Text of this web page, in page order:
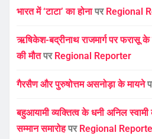
भारत में ‘टाटा’ का होनापर Regional
ऋषिकेश-बद्रीनाथ राजमार्ग पर फरासू
की मौतपर Regional Reporter
गैरसैण और पुरुषोत्तम असनोड़ा के मायने
बहुआयामी व्यक्तित्व के धनी अनिल
सम्मान समारोहपर Regional